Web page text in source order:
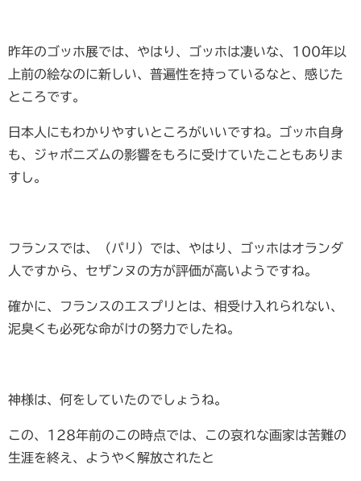
昨年のゴッホ展では、やはり、ゴッホは凄いな、100年以
上前の絵なのに新しい、普遍性を持っているなと、感じた
ところです。
日本人にもわかりやすいところがいいですね。ゴッホ自身
も、ジャポニズムの影響をもろに受けていたこともありま
すし。
フランスでは、（パリ）では、やはり、ゴッホはオランダ
人ですから、セザンヌの方が評価が高いようですね。
確かに、フランスのエスプリとは、相受け入れられない、
泥臭くも必死な命がけの努力でしたね。
神様は、何をしていたのでしょうね。
この、128年前のこの時点では、この哀れな画家は苦難の
生涯を終え、ようやく解放されたと